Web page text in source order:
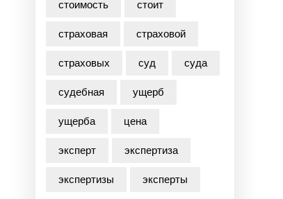
стоимость
стоит
страховая
страховой
страховых
суд
суда
судебная
ущерб
ущерба
цена
эксперт
экспертиза
экспертизы
эксперты